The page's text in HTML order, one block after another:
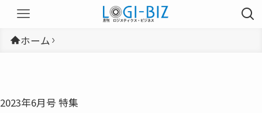
ホーム
2023年6月号 特集